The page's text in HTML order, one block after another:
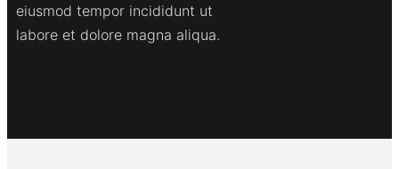
eiusmod tempor incididunt ut
labore et dolore magna aliqua.